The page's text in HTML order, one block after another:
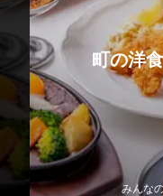
町の洋
みんな